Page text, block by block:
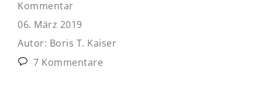
Kommentar
06. März 2019
Autor: Boris T. Kaiser
7 Kommentare